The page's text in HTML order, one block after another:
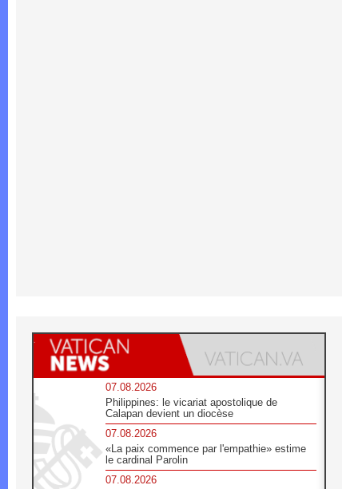
07.08.2026
Philippines: le vicariat apostolique de
Calapan devient un diocèse
07.08.2026
«La paix commence par l'empathie» estime
le cardinal Parolin
07.08.2026